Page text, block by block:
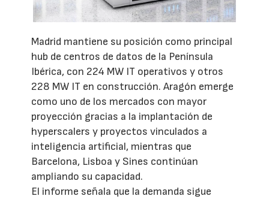
Madrid mantiene su posición como principal
hub de centros de datos de la Península
Ibérica, con 224 MW IT operativos y otros
228 MW IT en construcción. Aragón emerge
como uno de los mercados con mayor
proyección gracias a la implantación de
hyperscalers y proyectos vinculados a
inteligencia artificial, mientras que
Barcelona, Lisboa y Sines continúan
ampliando su capacidad.
El informe señala que la demanda sigue